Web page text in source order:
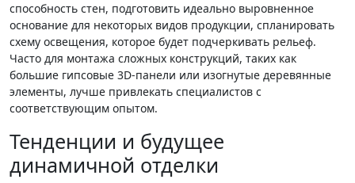
способность стен, подготовить идеально выровненное
основание для некоторых видов продукции, спланировать
схему освещения, которое будет подчеркивать рельеф.
Часто для монтажа сложных конструкций, таких как
большие гипсовые 3D-панели или изогнутые деревянные
элементы, лучше привлекать специалистов с
соответствующим опытом.
Тенденции и будущее
динамичной отделки